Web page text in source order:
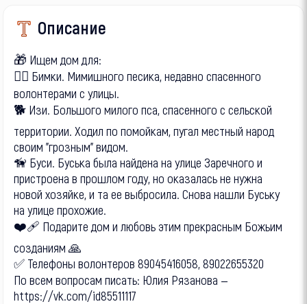
Описание
🎁 Ищем дом для:
🐕‍🦺 Бимки. Мимишного песика, недавно спасенного
волонтерами с улицы.
🐕 Изи. Большого милого пса, спасенного с сельской
территории. Ходил по помойкам, пугал местный народ
своим "грозным" видом.
🦮 Буси. Буська была найдена на улице Заречного и
пристроена в прошлом году, но оказалась не нужна
новой хозяйке, и та ее выбросила. Снова нашли Буську
на улице прохожие.
❤️‍🩹 Подарите дом и любовь этим прекрасным Божьим
созданиям 🙏
✅️ Телефоны волонтеров 89045416058, 89022655320
По всем вопросам писать: Юлия Рязанова —
https://vk.com/id85511117